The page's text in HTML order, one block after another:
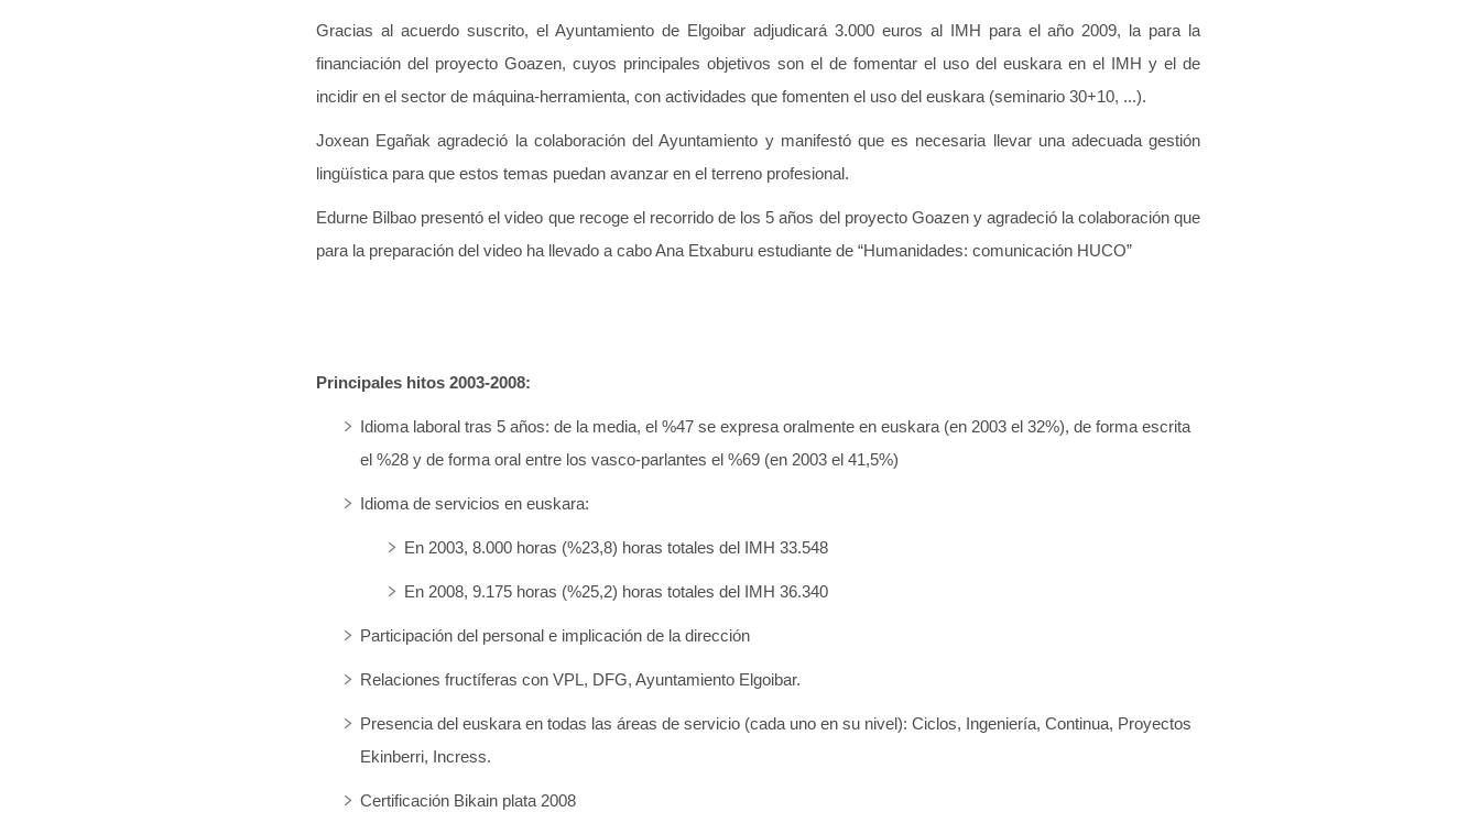
Gracias al acuerdo suscrito, el Ayuntamiento de Elgoibar adjudicará 3.000 euros al IMH para el año 2009, la para la
financiación del proyecto Goazen, cuyos principales objetivos son el de fomentar el uso del euskara en el IMH y el de
incidir en el sector de máquina-herramienta, con actividades que fomenten el uso del euskara (seminario 30+10, ...).
Joxean Egañak agradeció la colaboración del Ayuntamiento y manifestó que es necesaria llevar una adecuada gestión
lingüística para que estos temas puedan avanzar en el terreno profesional.
Edurne Bilbao presentó el video que recoge el recorrido de los 5 años del proyecto Goazen y agradeció la colaboración que
para la preparación del video ha llevado a cabo Ana Etxaburu estudiante de “Humanidades: comunicación HUCO”
Principales hitos 2003-2008:
Idioma laboral tras 5 años: de la media, el %47 se expresa oralmente en euskara (en 2003 el 32%), de forma escrita
el %28 y de forma oral entre los vasco-parlantes el %69 (en 2003 el 41,5%)
Idioma de servicios en euskara:
En 2003, 8.000 horas (%23,8) horas totales del IMH 33.548
En 2008, 9.175 horas (%25,2) horas totales del IMH 36.340
Participación del personal e implicación de la dirección
Relaciones fructíferas con VPL, DFG, Ayuntamiento Elgoibar.
Presencia del euskara en todas las áreas de servicio (cada uno en su nivel): Ciclos, Ingeniería, Continua, Proyectos
Ekinberri, Incress.
Certificación Bikain plata 2008